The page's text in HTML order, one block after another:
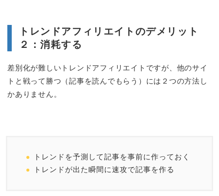
トレンドアフィリエイトのデメリット
２：消耗する
差別化が難しいトレンドアフィリエイトですが、他のサイ
トと戦って勝つ（記事を読んでもらう）には２つの方法し
かありません。
トレンドを予測して記事を事前に作っておく
トレンドが出た瞬間に速攻で記事を作る